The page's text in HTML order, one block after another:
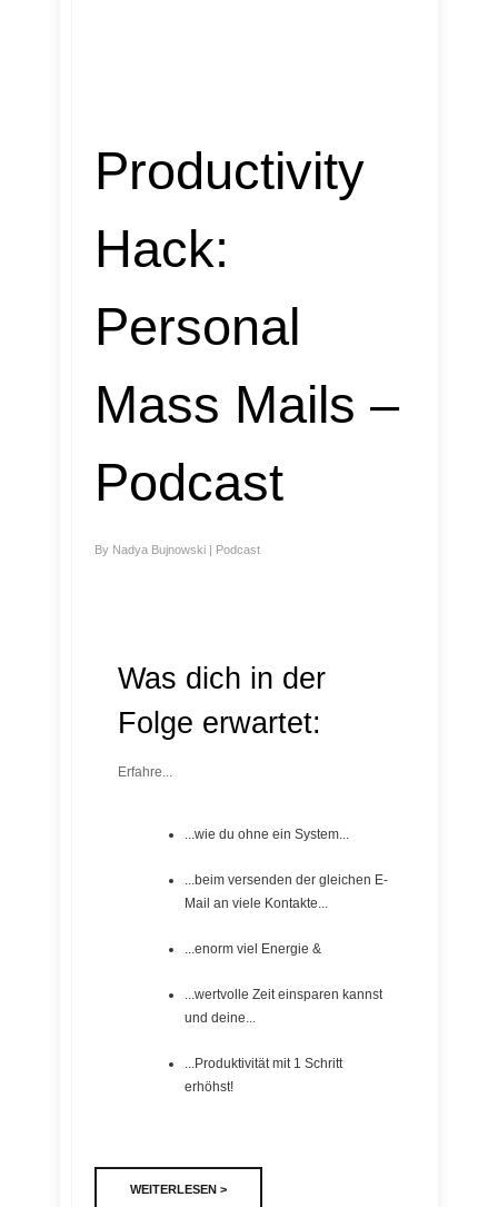
Productivity
Hack:
Personal
Mass Mails –
Podcast
By Nadya Bujnowski | Podcast
Was dich in der
Folge erwartet:
Erfahre...
...wie du ohne ein System...
...beim versenden der gleichen E-
Mail an viele Kontakte...
...enorm viel Energie &
...wertvolle Zeit einsparen kannst
und deine...
...Produktivität mit 1 Schritt
erhöhst!
WEITERLESEN >